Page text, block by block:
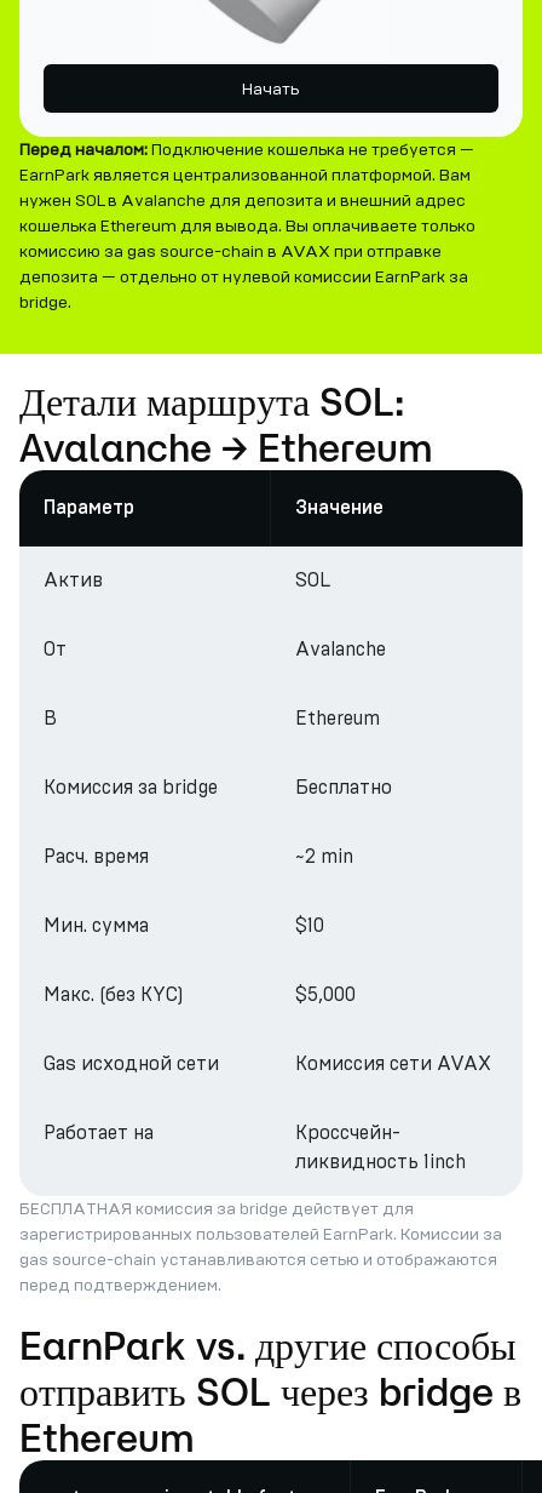
Начать
Перед началом:Подключение кошелька не требуется —
EarnPark является централизованной платформой. Вам
нужен SOL в Avalanche для депозита и внешний адрес
кошелька Ethereum для вывода. Вы оплачиваете только
комиссию за gas source-chain в AVAX при отправке
депозита — отдельно от нулевой комиссии EarnPark за
bridge.
Детали маршрута SOL:
Avalanche → Ethereum
Параметр Значение
Актив SOL
От Avalanche
В Ethereum
Комиссия за bridge Бесплатно
Расч. время ~2 min
Мин. сумма $10
Макс. (без KYC) $5,000
Gas исходной сети Комиссия сети AVAX
Работает на
Кроссчейн-
ликвидность 1inch
БЕСПЛАТНАЯ комиссия за bridge действует для
зарегистрированных пользователей EarnPark. Комиссии за
gas source-chain устанавливаются сетью и отображаются
перед подтверждением.
EarnPark vs. другие способы
отправить SOL через bridge в
Ethereum